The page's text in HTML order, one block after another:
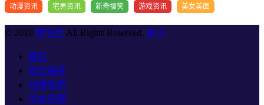
动漫资讯 宅男资讯 新奇搞笑 游戏资讯 美女美图
© 2019 优宅社 All Rights Reserved. 关于
首页
新奇搞笑
动漫资讯
美女美图